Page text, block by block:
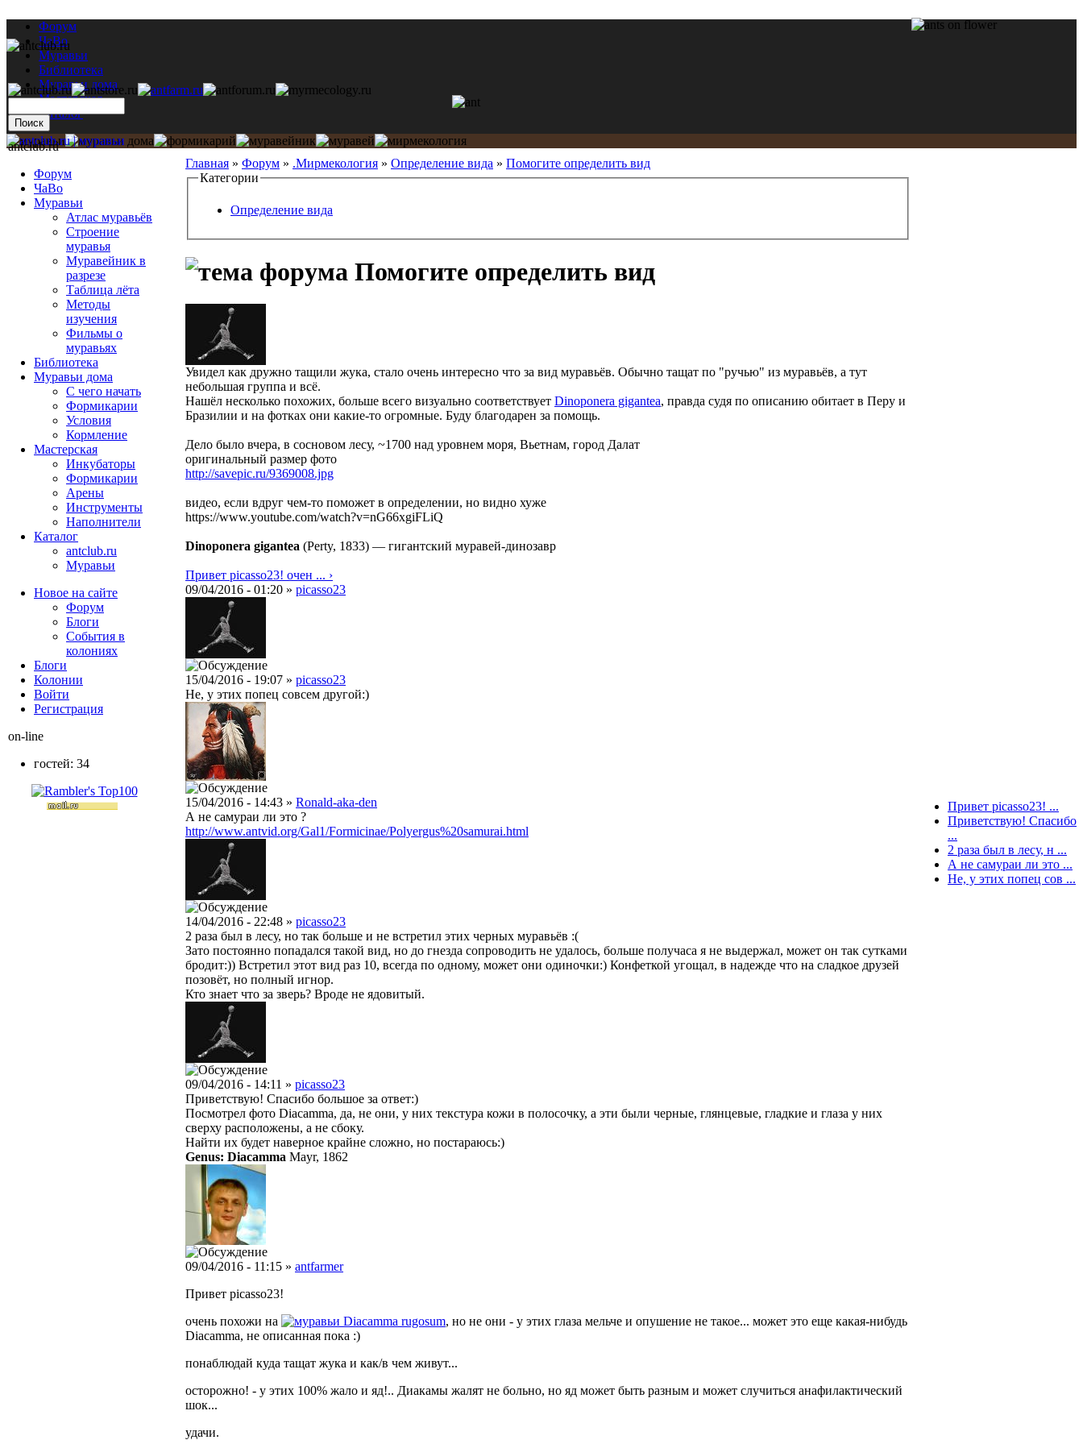
Форум
ЧаВо
Муравьи
Библиотека
Муравьи дома
Мастерская
Каталог
Главная » Форум » .Мирмекология » Определение вида » Помогите определить вид
Категории
Определение вида
Помогите определить вид
Увидел как дружно тащили жука, стало очень интересно что за вид муравьёв. Обычно тащат по "ручью" из муравьёв, а тут
небольшая группа и всё.
Нашёл несколько похожих, больше всего визуально соответствует Dinoponera gigantea, правда судя по описанию обитает в Перу и
Бразилии и на фотках они какие-то огромные. Буду благодарен за помощь.
Дело было вчера, в сосновом лесу, ~1700 над уровнем моря, Вьетнам, город Далат
оригинальный размер фото
http://savepic.ru/9369008.jpg
видео, если вдруг чем-то поможет в определении, но видно хуже
https://www.youtube.com/watch?v=nG66xgiFLiQ
Dinoponera gigantea (Perty, 1833) — гигантский муравей-динозавр
Привет picasso23! очен ... ›
09/04/2016 - 01:20 » picasso23
15/04/2016 - 19:07 » picasso23
Не, у этих попец совсем другой:)
15/04/2016 - 14:43 » Ronald-aka-den
А не самураи ли это ?
http://www.antvid.org/Gal1/Formicinae/Polyergus%20samurai.html
14/04/2016 - 22:48 » picasso23
2 раза был в лесу, но так больше и не встретил этих черных муравьёв :(
Зато постоянно попадался такой вид, но до гнезда сопроводить не удалось, больше получаса я не выдержал, может он так сутками
бродит:)) Встретил этот вид раз 10, всегда по одному, может они одиночки:) Конфеткой угощал, в надежде что на сладкое друзей
позовёт, но полный игнор.
Кто знает что за зверь? Вроде не ядовитый.
09/04/2016 - 14:11 » picasso23
Приветствую! Спасибо большое за ответ:)
Посмотрел фото Diacamma, да, не они, у них текстура кожи в полосочку, а эти были черные, глянцевые, гладкие и глаза у них
сверху расположены, а не сбоку.
Найти их будет наверное крайне сложно, но постараюсь:)
Genus: Diacamma Mayr, 1862
09/04/2016 - 11:15 » antfarmer
Привет picasso23!
очень похожи на
Diacamma rugosum, но не они - у этих глаза мельче и опушение не такое... может это еще какая-нибудь
Diacamma, не описанная пока :)
понаблюдай куда тащат жука и как/в чем живут...
осторожно! - у этих 100% жало и яд!.. Диакамы жалят не больно, но яд может быть разным и может случиться анафилактический
шок...
удачи.
antclub.ru
Форум
ЧаВо
Муравьи
Атлас муравьёв
Строение
муравья
Муравейник в
разрезе
Таблица лёта
Методы
изучения
Фильмы о
муравьях
Библиотека
Муравьи дома
С чего начать
Формикарии
Условия
Кормление
Мастерская
Инкубаторы
Формикарии
Арены
Инструменты
Наполнители
Каталог
antclub.ru
Муравьи
Новое на сайте
Форум
Блоги
События в
колониях
Блоги
Колонии
Войти
Peгиcтpaция
on-line
гостей: 34
Привет picasso23! ...
Приветствую! Спасибо
...
2 раза был в лесу, н ...
А не самураи ли это ...
Не, у этих попец сов ...